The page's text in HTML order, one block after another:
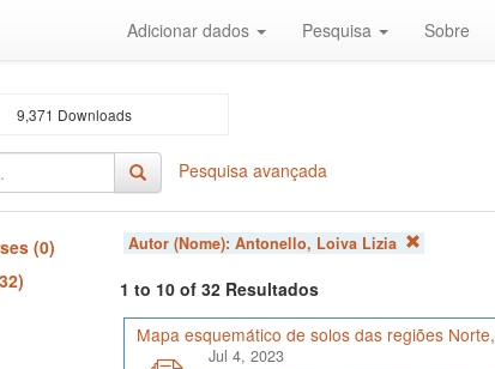
Adicionar dados Pesquisa Sobre
9,371 Downloads
Pesquisa avançada
(0)
Autor (Nome): Antonello, Loiva Lizia
1 to 10 of 32 Resultados
Mapa esquemático de solos das regiões
Jul 4, 2023